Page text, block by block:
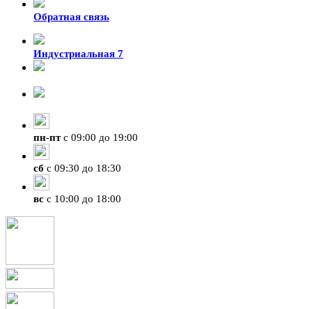
Обратная связь
Индустриальная 7
пн-птс 09:00 до 19:00
сб с 09:30 до 18:30
вс с 10:00 до 18:00